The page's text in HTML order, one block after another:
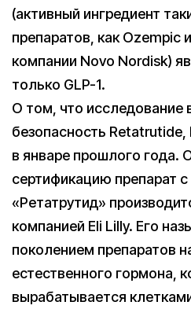
(активный ингредиент
препаратов, как Ozempic
компании Novo Nordisk)
только GLP-1.
О том, что исследование
безопасность Retatrutide,
в январе прошлого года.
сертификацию препарат
«Ретатрутид»
компанией Eli Lilly. Его
поколением препаратов
естественного гормона,
вырабатывается